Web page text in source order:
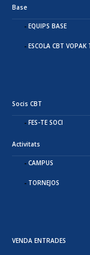
Base
EQUIPS BASE
ESCOLA CBT VOPAK
Socis CBT
FES-TE SOCI
Activitats
CAMPUS
TORNEJOS
VENDA ENTRADES